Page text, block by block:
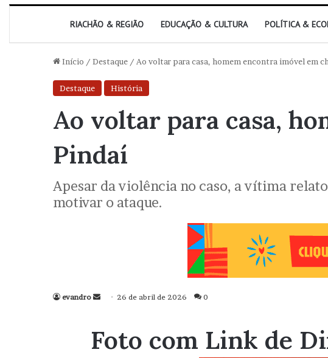
RIACHÃO & REGIÃO EDUCAÇÃO & CULTURA POLÍTICA &
Início / Destaque / Ao voltar para casa, homem encontra imóvel em
Destaque História
Ao voltar para casa,
Pindaí
Apesar da violência no caso, a vítima
motivar o ataque.
evandro
Mande
mail
26 de abril de 2026 0
Foto com Link de